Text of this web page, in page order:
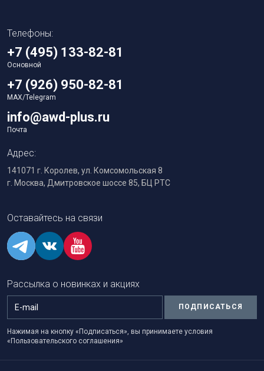
Телефоны:
+7 (495) 133-82-81
Основной
+7 (926) 950-82-81
MAX/Telegram
info@awd-plus.ru
Почта
Адрес:
141071 г. Королев, ул. Комсомольская 8
г. Москва, Дмитровское шоссе 85, БЦ РТС
Оставайтесь на связи
Рассылка о новинках и акциях
ПОДПИСАТЬСЯ
Нажимая на кнопку «Подписаться», вы принимаете условия
«Пользовательского соглашения»